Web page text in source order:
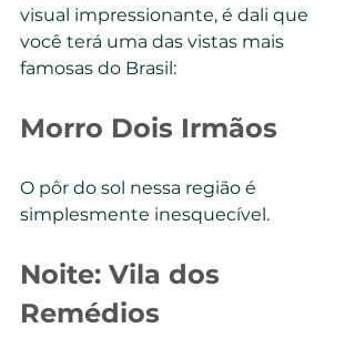
visual impressionante, é dali que
você terá uma das vistas mais
famosas do Brasil:
Morro Dois Irmãos
O pôr do sol nessa região é
simplesmente inesquecível.
Noite: Vila dos
Remédios